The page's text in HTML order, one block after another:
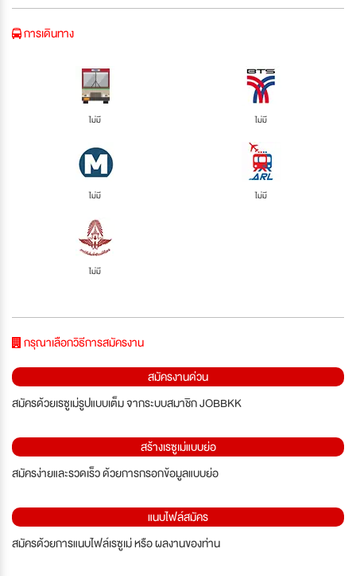
การเดินทาง
ไม่มี ไม่มี
ไม่มี ไม่มี
ไม่มี
กรุณาเลือกวิธีการสมัครงาน
สมัครงานด่วน
สมัครด้วยเรซูเม่รูปแบบเต็ม จากระบบสมาชิก JOBBKK
สร้างเรซูเม่แบบย่อ
สมัครง่ายและรวดเร็ว ด้วยการกรอกข้อมูลแบบย่อ
แนบไฟล์สมัคร
สมัครด้วยการแนบไฟล์เรซูเม่ หรือ ผลงานของท่าน